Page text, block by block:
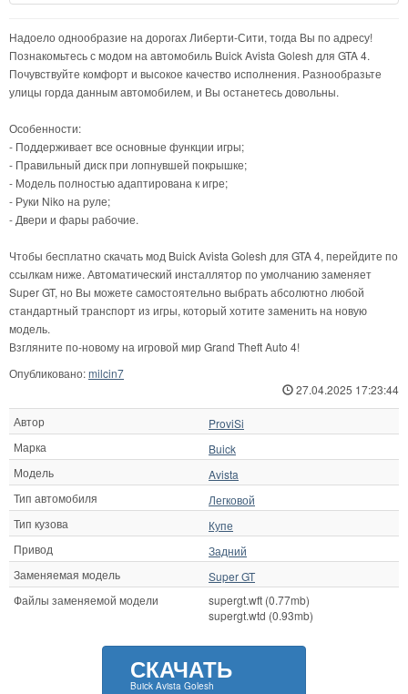
Надоело однообразие на дорогах Либерти-Сити, тогда Вы по адресу!
Познакомьтесь с модом на автомобиль Buick Avista Golesh для GTA 4.
Почувствуйте комфорт и высокое качество исполнения. Разнообразьте
улицы горда данным автомобилем, и Вы останетесь довольны.
Особенности:
- Поддерживает все основные функции игры;
- Правильный диск при лопнувшей покрышке;
- Модель полностью адаптирована к игре;
- Руки Niko на руле;
- Двери и фары рабочие.
Чтобы бесплатно скачать мод Buick Avista Golesh для GTA 4, перейдите по
ссылкам ниже. Автоматический инсталлятор по умолчанию заменяет
Super GT, но Вы можете самостоятельно выбрать абсолютно любой
стандартный транспорт из игры, который хотите заменить на новую
модель.
Взгляните по-новому на игровой мир Grand Theft Auto 4!
Опубликовано:milcin7
27.04.2025 17:23:44
Автор
ProviSi
Марка
Buick
Модель
Avista
Тип автомобиля
Легковой
Тип кузова
Купе
Привод
Задний
Заменяемая модель
Super GT
Файлы заменяемой модели
supergt.wft (0.77mb)
supergt.wtd (0.93mb)
СКАЧАТЬ
Buick Avista Golesh